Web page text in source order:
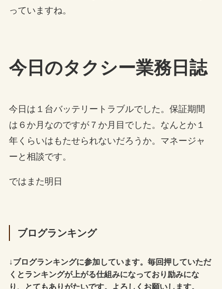
っていますね。
今日のタクシー業務日誌
今日は１台バッテリートラブルでした。保証期間
は６か月なのですが７か月目でした。なんとか１
年くらいはもたせられないだろうか。マネージャ
ーと相談です。
ではまた明日
ブログランキング
↓ブログランキングに参加しています。毎回押していただ
くとランキングが上がる仕組みになっており励みにな
り、とてもありがたいです。よろしくお願いします。